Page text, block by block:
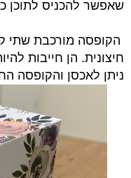
שאפשר להכניס לתוכן
הקופסה מורכבת שתי
חיצונית. הן חייבות
ניתן לאכסן והקופסה